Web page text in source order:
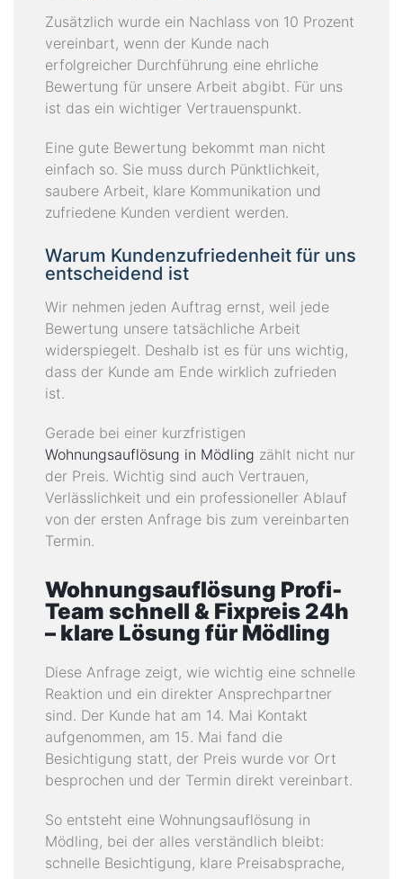
Zusätzlich wurde ein Nachlass von 10 Prozent
vereinbart, wenn der Kunde nach
erfolgreicher Durchführung eine ehrliche
Bewertung für unsere Arbeit abgibt. Für uns
ist das ein wichtiger Vertrauenspunkt.
Eine gute Bewertung bekommt man nicht
einfach so. Sie muss durch Pünktlichkeit,
saubere Arbeit, klare Kommunikation und
zufriedene Kunden verdient werden.
Warum Kundenzufriedenheit für uns
entscheidend ist
Wir nehmen jeden Auftrag ernst, weil jede
Bewertung unsere tatsächliche Arbeit
widerspiegelt. Deshalb ist es für uns wichtig,
dass der Kunde am Ende wirklich zufrieden
ist.
Gerade bei einer kurzfristigen
Wohnungsauflösung in Mödling zählt nicht nur
der Preis. Wichtig sind auch Vertrauen,
Verlässlichkeit und ein professioneller Ablauf
von der ersten Anfrage bis zum vereinbarten
Termin.
Wohnungsauflösung Profi-
Team schnell & Fixpreis 24h
– klare Lösung für Mödling
Diese Anfrage zeigt, wie wichtig eine schnelle
Reaktion und ein direkter Ansprechpartner
sind. Der Kunde hat am 14. Mai Kontakt
aufgenommen, am 15. Mai fand die
Besichtigung statt, der Preis wurde vor Ort
besprochen und der Termin direkt vereinbart.
So entsteht eine Wohnungsauflösung in
Mödling, bei der alles verständlich bleibt:
schnelle Besichtigung, klare Preisabsprache,